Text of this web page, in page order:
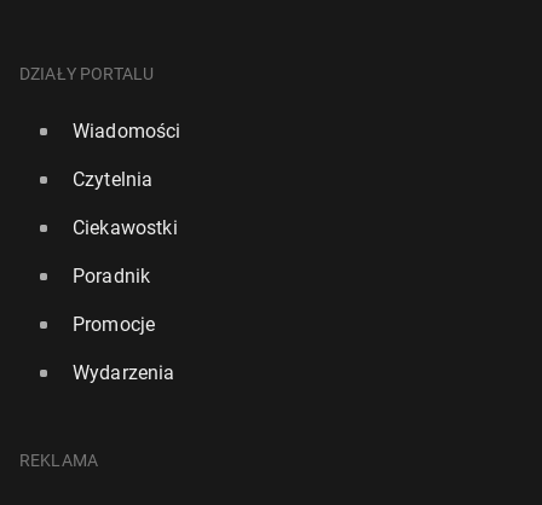
DZIAŁY PORTALU
Wiadomości
Czytelnia
Ciekawostki
Poradnik
Promocje
Wydarzenia
REKLAMA